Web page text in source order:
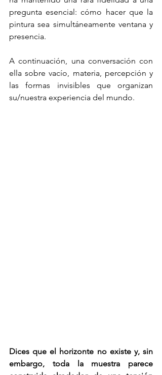
pregunta esencial: cómo hacer que la
pintura sea simultáneamente ventana y
presencia.
A continuación, una conversación con
ella sobre vacío, materia, percepción y
las formas invisibles que organizan
su/nuestra experiencia del mundo.
Dices que el horizonte no existe y, sin
embargo, toda la muestra parece